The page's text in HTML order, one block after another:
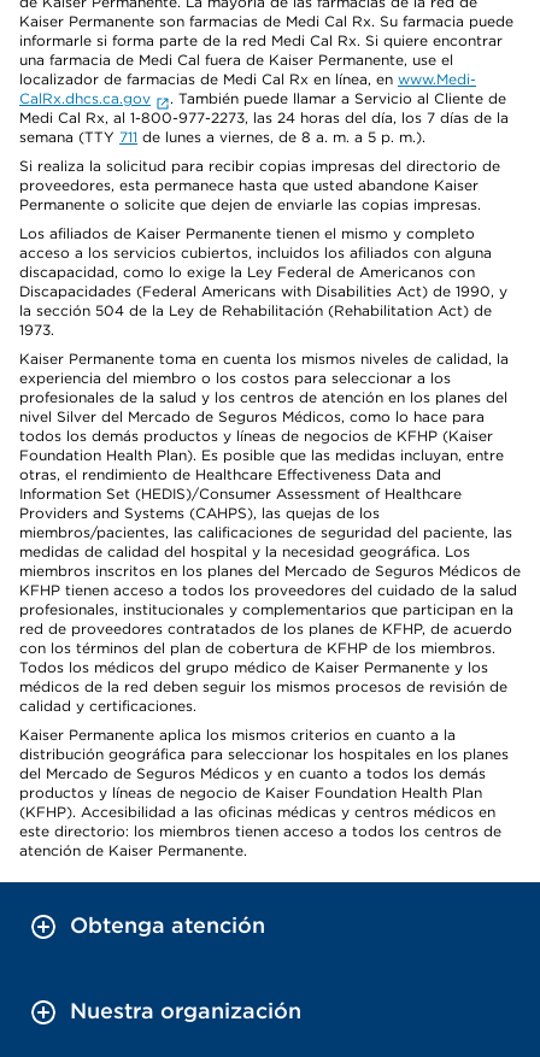
Kaiser Permanente son farmacias de Medi Cal Rx. Su farmacia puede
informarle si forma parte de la red Medi Cal Rx. Si quiere encontrar
una farmacia de Medi Cal fuera de Kaiser Permanente, use el
localizador de farmacias de Medi Cal Rx en línea, en www.Medi-
CalRx.dhcs.ca.gov
. También puede llamar a Servicio al Cliente de
Medi Cal Rx, al 1-800-977-2273, las 24 horas del día, los 7 días de la
semana (TTY 711 de lunes a viernes, de 8 a. m. a 5 p. m.).
Si realiza la solicitud para recibir copias impresas del directorio de
proveedores, esta permanece hasta que usted abandone Kaiser
Permanente o solicite que dejen de enviarle las copias impresas.
Los afiliados de Kaiser Permanente tienen el mismo y completo
acceso a los servicios cubiertos, incluidos los afiliados con alguna
discapacidad, como lo exige la Ley Federal de Americanos con
Discapacidades (Federal Americans with Disabilities Act) de 1990, y
la sección 504 de la Ley de Rehabilitación (Rehabilitation Act) de
1973.
Kaiser Permanente toma en cuenta los mismos niveles de calidad, la
experiencia del miembro o los costos para seleccionar a los
profesionales de la salud y los centros de atención en los planes del
nivel Silver del Mercado de Seguros Médicos, como lo hace para
todos los demás productos y líneas de negocios de KFHP (Kaiser
Foundation Health Plan). Es posible que las medidas incluyan, entre
otras, el rendimiento de Healthcare Effectiveness Data and
Information Set (HEDIS)/Consumer Assessment of Healthcare
Providers and Systems (CAHPS), las quejas de los
miembros/pacientes, las calificaciones de seguridad del paciente, las
medidas de calidad del hospital y la necesidad geográfica. Los
miembros inscritos en los planes del Mercado de Seguros Médicos de
KFHP tienen acceso a todos los proveedores del cuidado de la salud
profesionales, institucionales y complementarios que participan en la
red de proveedores contratados de los planes de KFHP, de acuerdo
con los términos del plan de cobertura de KFHP de los miembros.
Todos los médicos del grupo médico de Kaiser Permanente y los
médicos de la red deben seguir los mismos procesos de revisión de
calidad y certificaciones.
Kaiser Permanente aplica los mismos criterios en cuanto a la
distribución geográfica para seleccionar los hospitales en los planes
del Mercado de Seguros Médicos y en cuanto a todos los demás
productos y líneas de negocio de Kaiser Foundation Health Plan
(KFHP). Accesibilidad a las oficinas médicas y centros médicos en
este directorio: los miembros tienen acceso a todos los centros de
atención de Kaiser Permanente.
Obtenga atención
Nuestra organización